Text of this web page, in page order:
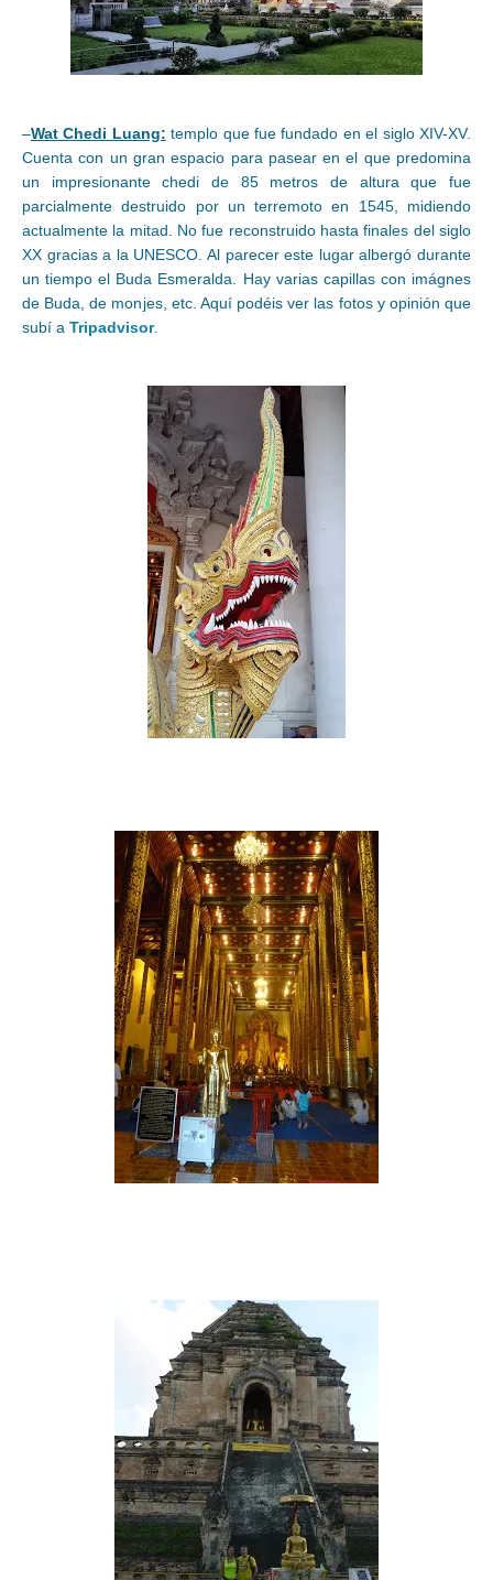
–Wat Chedi Luang: templo que fue fundado en el siglo XIV-XV.
Cuenta con un gran espacio para pasear en el que predomina
un impresionante chedi de 85 metros de altura que fue
parcialmente destruido por un terremoto en 1545, midiendo
actualmente la mitad. No fue reconstruido hasta finales del siglo
XX gracias a la UNESCO. Al parecer este lugar albergó durante
un tiempo el Buda Esmeralda. Hay varias capillas con imágnes
de Buda, de monjes, etc. Aquí podéis ver las fotos y opinión que
subí a Tripadvisor.